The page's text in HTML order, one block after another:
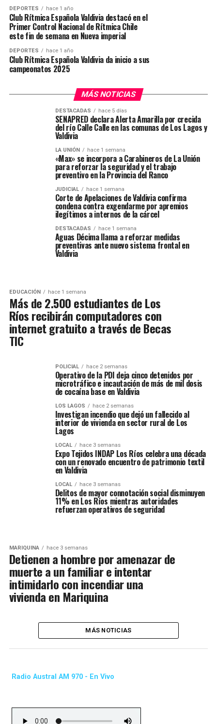
DEPORTES hace 1 año
Club Rítmica Española Valdivia destacó en el
Primer Control Nacional de Rítmica Chile
este fin de semana en Nueva imperial
DEPORTES hace 1 año
Club Rítmica Española Valdivia da inicio a sus
campeonatos 2025
MÁS NOTICIAS
DESTACADAS hace 5 días
SENAPRED declara Alerta Amarilla por crecida
del río Calle Calle en las comunas de Los Lagos y
Valdivia
LA UNIÓN hace 1 semana
«Max» se incorpora a Carabineros de La Unión
para reforzar la seguridad y el trabajo
preventivo en la Provincia del Ranco
JUDICIAL hace 1 semana
Corte de Apelaciones de Valdivia confirma
condena contra exgendarme por apremios
ilegítimos a internos de la cárcel
DESTACADAS hace 1 semana
Aguas Décima llama a reforzar medidas
preventivas ante nuevo sistema frontal en
Valdivia
EDUCACIÓN hace 1 semana
Más de 2.500 estudiantes de Los
Ríos recibirán computadores con
internet gratuito a través de Becas
TIC
POLICIAL hace 2 semanas
Operativo de la PDI deja cinco detenidos por
microtráfico e incautación de más de mil dosis
de cocaína base en Valdivia
LOS LAGOS hace 2 semanas
Investigan incendio que dejó un fallecido al
interior de vivienda en sector rural de Los
Lagos
LOCAL hace 3 semanas
Expo Tejidos INDAP Los Ríos celebra una década
con un renovado encuentro de patrimonio textil
en Valdivia
LOCAL hace 3 semanas
Delitos de mayor connotación social disminuyen
11% en Los Ríos mientras autoridades
refuerzan operativos de seguridad
MARIQUINA hace 3 semanas
Detienen a hombre por amenazar de
muerte a un familiar e intentar
intimidarlo con incendiar una
vivienda en Mariquina
MÁS NOTICIAS
Radio Austral AM 970 - En Vivo